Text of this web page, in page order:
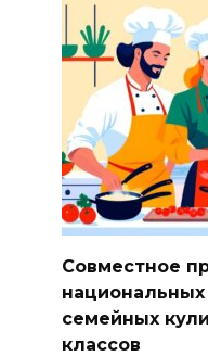
Совместное
семейных
классов